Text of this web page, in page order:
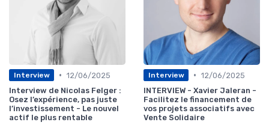
Interview • 12/06/2025
Interview de Nicolas Felger :
Osez l’expérience, pas juste
l’investissement - Le nouvel
actif le plus rentable
Interview • 12/06/2025
INTERVIEW - Xavier Jaleran -
Facilitez le financement de
vos projets associatifs avec
Vente Solidaire